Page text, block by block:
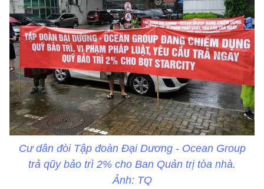
Cư dân đòi Tập đoàn Đại Dương - Ocean Group
trả qũy bảo trì 2% cho Ban Quản trị tòa nhà.
Ảnh: TQ